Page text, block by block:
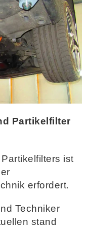
Partikelfilter
ist
erfordert.
Techniker
stand